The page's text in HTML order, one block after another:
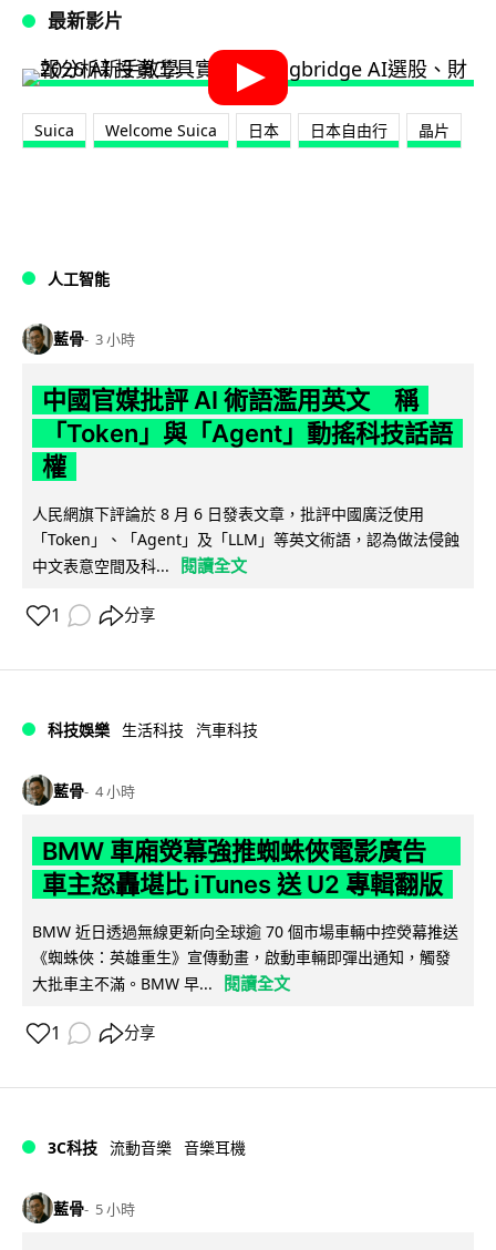
最新影片
Suica Welcome Suica 日本 日本自由行 晶片
人工智能
藍骨 3 小時
中國官媒批評 AI 術語濫用英文 稱
「Token」與「Agent」動搖科技話語
權
人民網旗下評論於 8 月 6 日發表文章，批評中國廣泛使用
「Token」、「Agent」及「LLM」等英文術語，認為做法侵蝕
中文表意空間及科...
閱讀全文
1 分享
科技娛樂 生活科技 汽車科技
藍骨 4 小時
BMW 車廂熒幕強推蜘蛛俠電影廣告
車主怒轟堪比 iTunes 送 U2 專輯翻版
BMW 近日透過無線更新向全球逾 70 個市場車輛中控熒幕推送
《蜘蛛俠：英雄重生》宣傳動畫，啟動車輛即彈出通知，觸發
大批車主不滿。BMW 早...
閱讀全文
1 分享
3C科技 流動音樂 音樂耳機
藍骨 5 小時